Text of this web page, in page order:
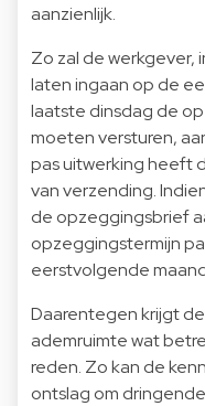
aanzienlijk.
Zo zal de werkgever,
laten ingaan op de
laatste dinsdag de
moeten versturen,
pas uitwerking heeft
van verzending.
de opzeggingsbrief
opzeggingstermijn
eerstvolgende
Daarentegen krijgt
ademruimte wat
reden. Zo kan de
ontslag om